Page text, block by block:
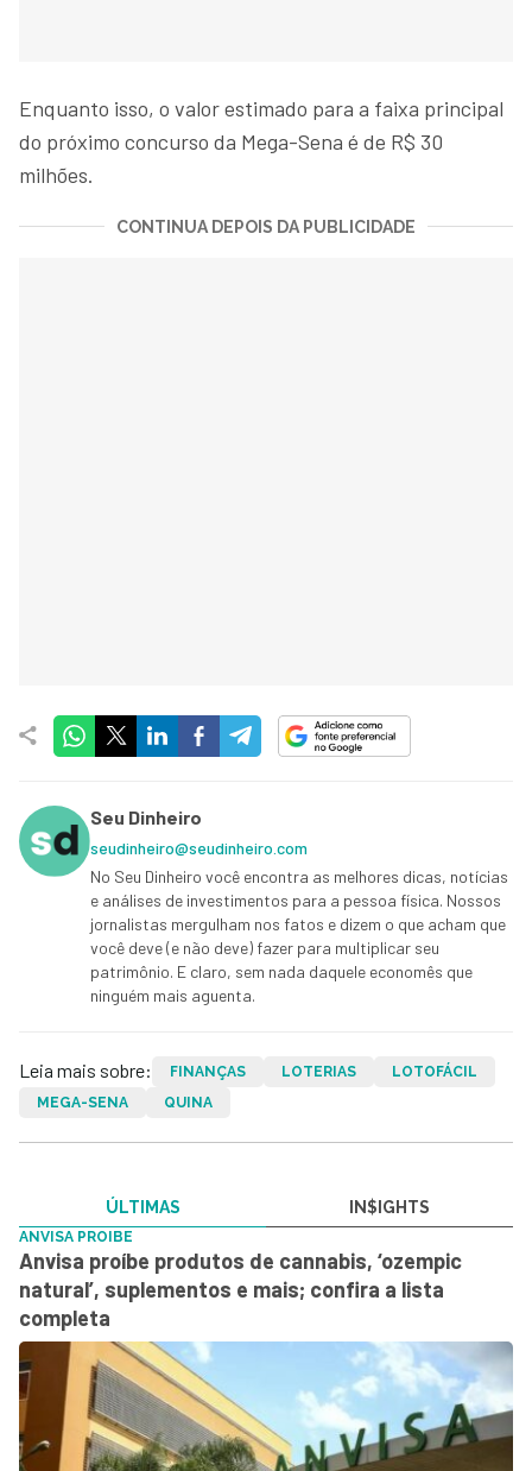
Enquanto isso, o valor estimado para a faixa principal
do próximo concurso da Mega-Sena é de R$ 30
milhões.
CONTINUA DEPOIS DA PUBLICIDADE
Seu Dinheiro
seudinheiro@seudinheiro.com
No Seu Dinheiro você encontra as melhores dicas, notícias
e análises de investimentos para a pessoa física. Nossos
jornalistas mergulham nos fatos e dizem o que acham que
você deve (e não deve) fazer para multiplicar seu
patrimônio. E claro, sem nada daquele economês que
ninguém mais aguenta.
Leia mais sobre: FINANÇAS LOTERIAS
LOTOFÁCIL
MEGA-SENA
QUINA
ÚLTIMAS IN$IGHTS
ANVISA PROIBE
Anvisa proíbe produtos de cannabis, ‘ozempic
natural’, suplementos e mais; confira a lista
completa